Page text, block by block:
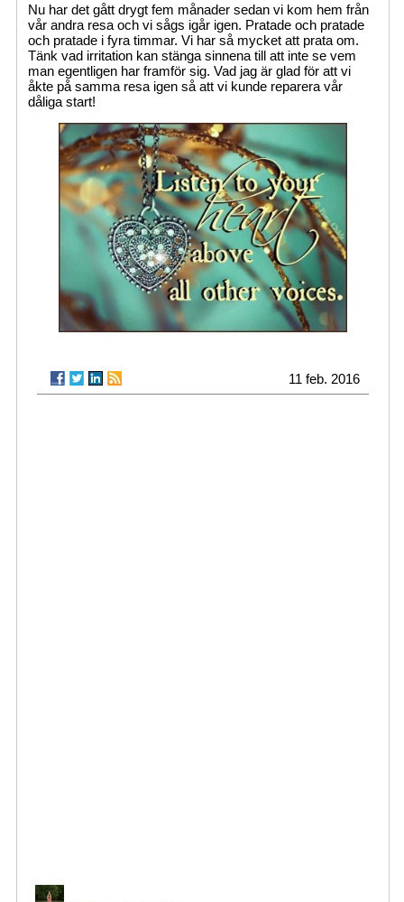
Nu har det gått drygt fem månader sedan vi kom hem från
vår andra resa och vi sågs igår igen. Pratade och pratade
och pratade i fyra timmar. Vi har så mycket att prata om.
Tänk vad irritation kan stänga sinnena till att inte se vem
man egentligen har framför sig. Vad jag är glad för att vi
åkte på samma resa igen så att vi kunde reparera vår
dåliga start!
11 feb. 2016